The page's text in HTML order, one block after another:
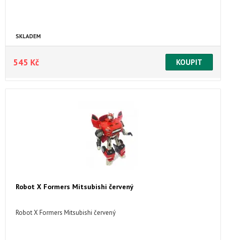
SKLADEM
545 Kč
Robot X Formers Mitsubishi červený
Robot X Formers Mitsubishi červený